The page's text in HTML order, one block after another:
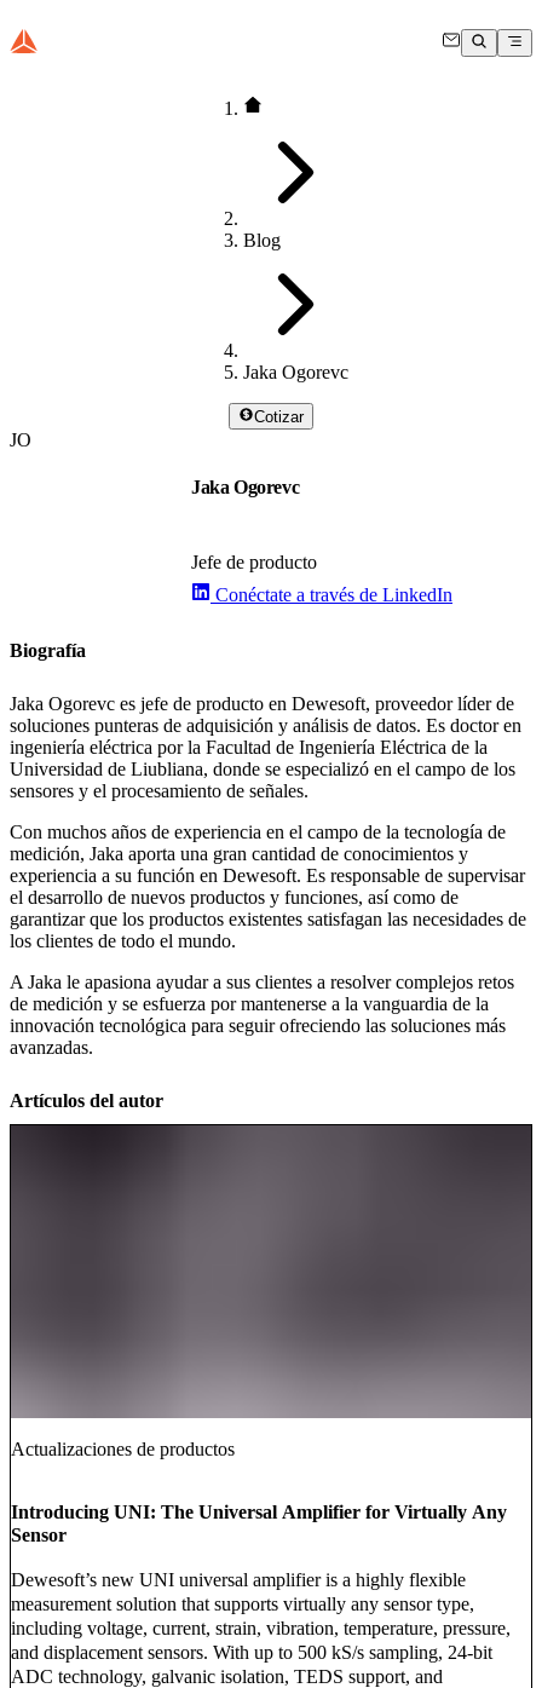
Blog
Jaka Ogorevc
Cotizar
JO
Jaka Ogorevc
Jefe de producto
Conéctate a través de LinkedIn
Biografía
Jaka Ogorevc es jefe de producto en Dewesoft, proveedor líder de
soluciones punteras de adquisición y análisis de datos. Es doctor en
ingeniería eléctrica por la Facultad de Ingeniería Eléctrica de la
Universidad de Liubliana, donde se especializó en el campo de los
sensores y el procesamiento de señales.
Con muchos años de experiencia en el campo de la tecnología de
medición, Jaka aporta una gran cantidad de conocimientos y
experiencia a su función en Dewesoft. Es responsable de supervisar
el desarrollo de nuevos productos y funciones, así como de
garantizar que los productos existentes satisfagan las necesidades de
los clientes de todo el mundo.
A Jaka le apasiona ayudar a sus clientes a resolver complejos retos
de medición y se esfuerza por mantenerse a la vanguardia de la
innovación tecnológica para seguir ofreciendo las soluciones más
avanzadas.
Artículos del autor
Actualizaciones de productos
Introducing UNI: The Universal Amplifier for Virtually Any
Sensor
Dewesoft’s new UNI universal amplifier is a highly flexible
measurement solution that supports virtually any sensor type,
including voltage, current, strain, vibration, temperature, pressure,
and displacement sensors. With up to 500 kS/s sampling, 24-bit
ADC technology, galvanic isolation, TEDS support, and